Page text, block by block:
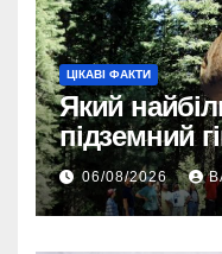
ЦІКАВІ ФАКТИ
Який
підземний
06/08/2026